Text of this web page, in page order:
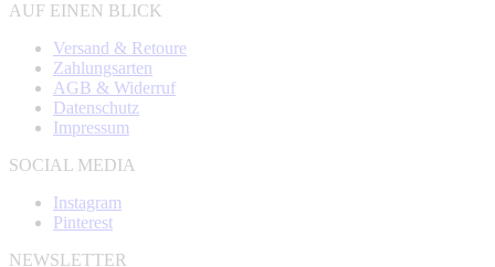
AUF EINEN BLICK
Versand & Retoure
Zahlungsarten
AGB & Widerruf
Datenschutz
Impressum
SOCIAL MEDIA
Instagram
Pinterest
NEWSLETTER